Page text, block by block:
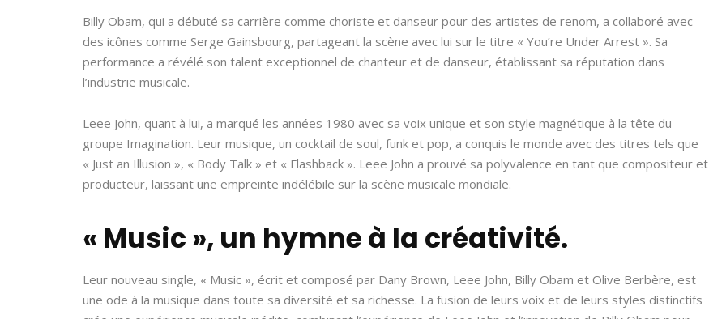
Billy Obam, qui a débuté sa carrière comme choriste et danseur pour des artistes de renom, a collaboré avec
des icônes comme Serge Gainsbourg, partageant la scène avec lui sur le titre « You’re Under Arrest ». Sa
performance a révélé son talent exceptionnel de chanteur et de danseur, établissant sa réputation dans
l’industrie musicale.
Leee John, quant à lui, a marqué les années 1980 avec sa voix unique et son style magnétique à la tête du
groupe Imagination. Leur musique, un cocktail de soul, funk et pop, a conquis le monde avec des titres tels que
« Just an Illusion », « Body Talk » et « Flashback ». Leee John a prouvé sa polyvalence en tant que compositeur et
producteur, laissant une empreinte indélébile sur la scène musicale mondiale.
« Music », un hymne à la créativité.
Leur nouveau single, « Music », écrit et composé par Dany Brown, Leee John, Billy Obam et Olive Berbère, est
une ode à la musique dans toute sa diversité et sa richesse. La fusion de leurs voix et de leurs styles distinctifs